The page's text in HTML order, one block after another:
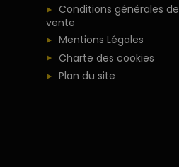
Conditions générales de
vente
Mentions Légales
Charte des cookies
Plan du site